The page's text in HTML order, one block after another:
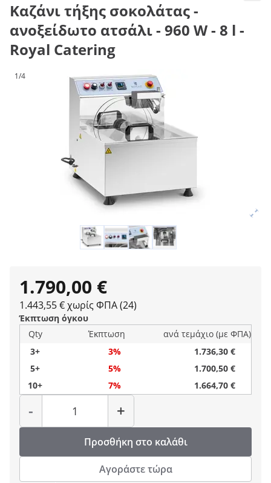
Καζάνι τήξης σοκολάτας -
ανοξείδωτο ατσάλι - 960 W - 8 l -
Royal Catering
1/4
1.790,00 €
1.443,55 € χωρίς ΦΠΑ (24)
Έκπτωση όγκου
Qty
Έκπτωση
ανά τεμάχιο (με ΦΠΑ)
3+
3%
1.736,30 €
5+
5%
1.700,50 €
10+
7% 1.664,70 €
-
Ποσότητα
+
Προσθήκη στο καλάθι
Αγοράστε τώρα